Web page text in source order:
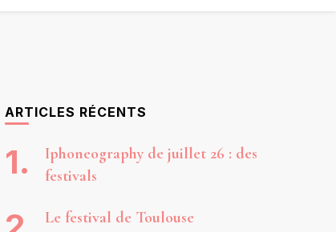
ARTICLES RÉCENTS
Iphoneography de juillet 26 : des
festivals
Le festival de Toulouse